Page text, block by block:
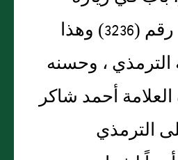
النساء القبور، رقم (3236) وهذا
، وحسنه
أحمد شاكر
الترمذي